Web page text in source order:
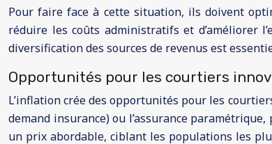
Pour faire face à cette situation, ils doivent
réduire les coûts administratifs et d’améliorer
diversification des sources de revenus est
Opportunités pour les courtiers
L’inflation crée des opportunités pour les
demand insurance) ou l’assurance
un prix abordable, ciblant les populations les